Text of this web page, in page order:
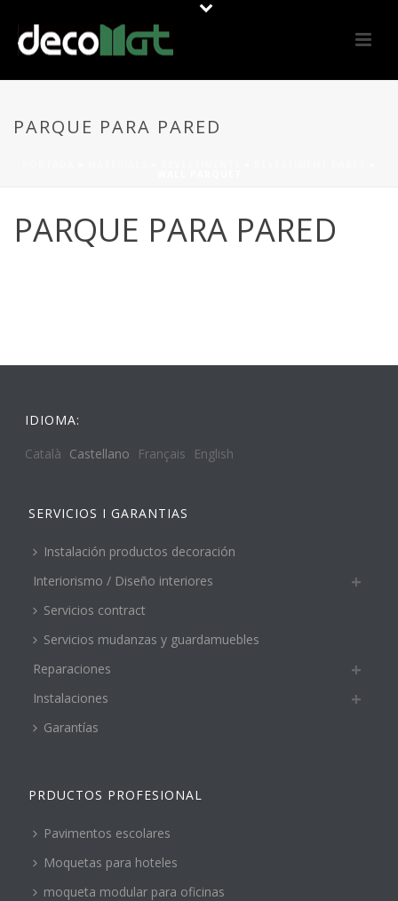
PARQUE PARA PARED
PARQUE PARA PARED
IDIOMA:
Català Castellano Français English
SERVICIOS I GARANTIAS
Instalación productos decoración
Interiorismo / Diseño interiores
Servicios contract
Servicios mudanzas y guardamuebles
Reparaciones
Instalaciones
Garantías
PRDUCTOS PROFESIONAL
Pavimentos escolares
Moquetas para hoteles
moqueta modular para oficinas